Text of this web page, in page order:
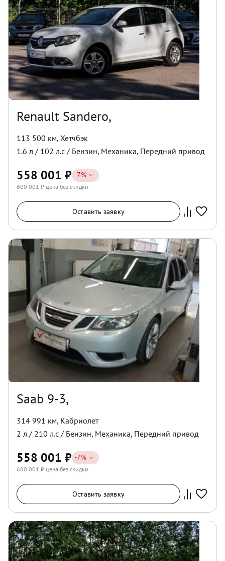
Renault Sandero,
113 500 км, Хетчбэк
1.6 л / 102 л.с / Бензин, Механика, Передний привод
558 001 ₽ -7%
600 001 ₽ цена без скидки
Оставить заявку
Saab 9-3,
314 991 км, Кабриолет
2 л / 210 л.с / Бензин, Механика, Передний привод
558 001 ₽ -7%
600 001 ₽ цена без скидки
Оставить заявку